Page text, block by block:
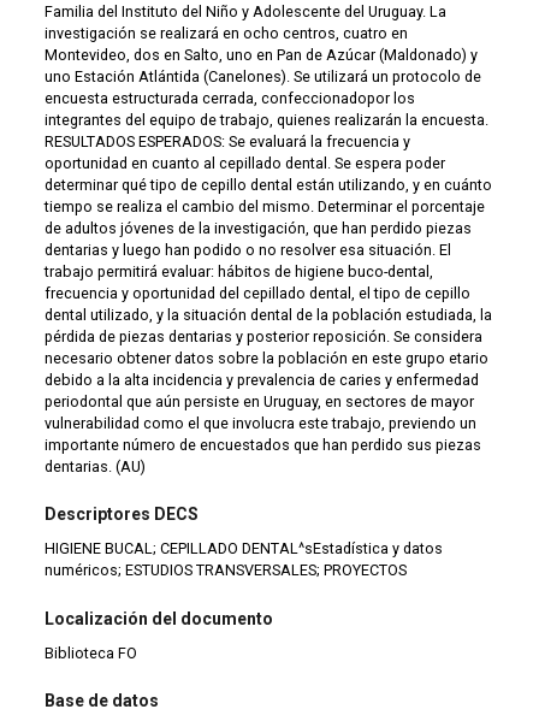
Familia del Instituto del Niño y Adolescente del Uruguay. La
investigación se realizará en ocho centros, cuatro en
Montevideo, dos en Salto, uno en Pan de Azúcar (Maldonado) y
uno Estación Atlántida (Canelones). Se utilizará un protocolo de
encuesta estructurada cerrada, confeccionadopor los
integrantes del equipo de trabajo, quienes realizarán la encuesta.
RESULTADOS ESPERADOS: Se evaluará la frecuencia y
oportunidad en cuanto al cepillado dental. Se espera poder
determinar qué tipo de cepillo dental están utilizando, y en cuánto
tiempo se realiza el cambio del mismo. Determinar el porcentaje
de adultos jóvenes de la investigación, que han perdido piezas
dentarias y luego han podido o no resolver esa situación. El
trabajo permitirá evaluar: hábitos de higiene buco-dental,
frecuencia y oportunidad del cepillado dental, el tipo de cepillo
dental utilizado, y la situación dental de la población estudiada, la
pérdida de piezas dentarias y posterior reposición. Se considera
necesario obtener datos sobre la población en este grupo etario
debido a la alta incidencia y prevalencia de caries y enfermedad
periodontal que aún persiste en Uruguay, en sectores de mayor
vulnerabilidad como el que involucra este trabajo, previendo un
importante número de encuestados que han perdido sus piezas
dentarias. (AU)
Descriptores DECS
HIGIENE BUCAL; CEPILLADO DENTAL^sEstadística y datos
numéricos; ESTUDIOS TRANSVERSALES; PROYECTOS
Localización del documento
Biblioteca FO
Base de datos